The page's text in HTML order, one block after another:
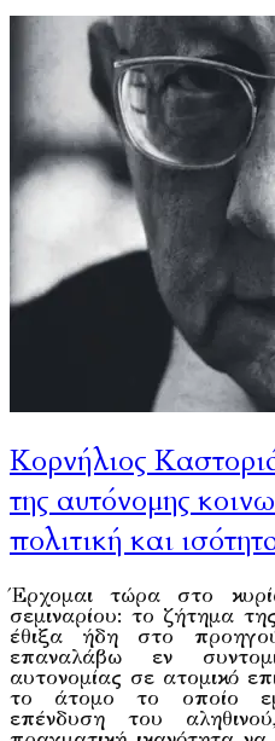
Κορνήλιος
της αυτόνομης
πολιτική και
Έρχομαι τώρα στο
σεμιναρίου: το ζήτημα
έθιξα ήδη στο
επαναλάβω εν
αυτονομίας σε ατομικό
το άτομο το οποίο
επένδυση του